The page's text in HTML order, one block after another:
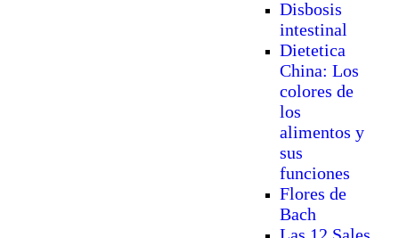
Disbosis
intestinal
Dietetica
China: Los
colores de
los
alimentos y
sus
funciones
Flores de
Bach